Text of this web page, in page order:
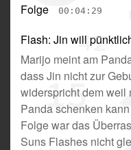
Folge 00:04:29
Flash: Jin will
Marijo meint am
dass Jin nicht zur
widerspricht dem weil
Panda schenken kann
Folge war das
Suns Flashes nicht